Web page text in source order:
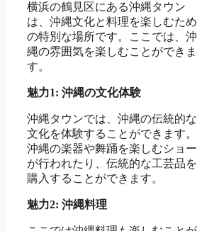
横浜の鶴見区にある沖縄タウン
は、沖縄文化と料理を楽しむため
の特別な場所です。ここでは、沖
縄の雰囲気を楽しむことができま
す。
魅力1: 沖縄の文化体験
沖縄タウンでは、沖縄の伝統的な
文化を体験することができます。
沖縄の楽器や舞踊を楽しむショー
が行われたり、伝統的な工芸品を
購入することができます。
魅力2: 沖縄料理